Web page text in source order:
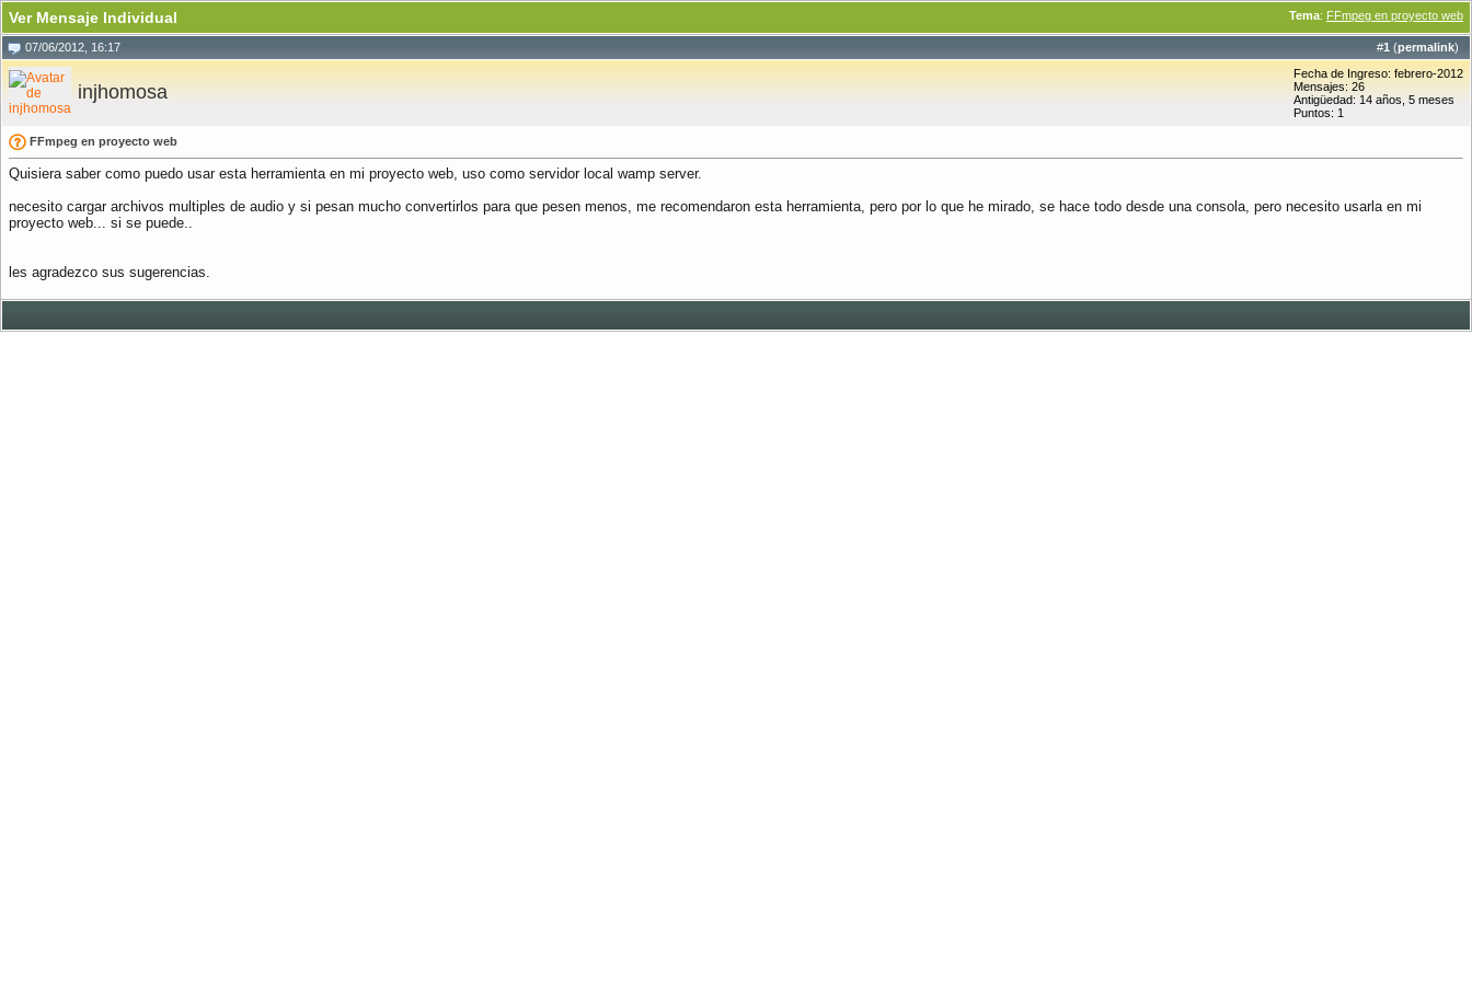
Tema: FFmpeg en proyecto web
Ver Mensaje Individual
#1 (permalink)
07/06/2012, 16:17
injhomosa
Fecha de Ingreso: febrero-2012
Mensajes: 26
Antigüedad: 14 años, 5 meses
Puntos: 1
FFmpeg en proyecto web
Quisiera saber como puedo usar esta herramienta en mi proyecto web, uso como servidor local wamp server.
necesito cargar archivos multiples de audio y si pesan mucho convertirlos para que pesen menos, me recomendaron esta herramienta, pero por lo que he mirado, se hace todo desde una consola, pero necesito usarla en mi
proyecto web... si se puede..
les agradezco sus sugerencias.